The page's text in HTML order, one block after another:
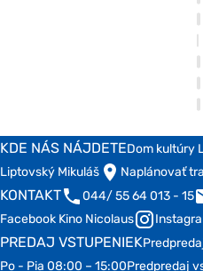
KDE NÁS NÁJDETEDom kultúry
Liptovský Mikuláš
Naplánovať
KONTAKT 044/ 55 64 013 - 15
Facebook Kino Nicolaus
PREDAJ VSTUPENIEK
Po - Pia 08:00 – 15:00Predpredaj